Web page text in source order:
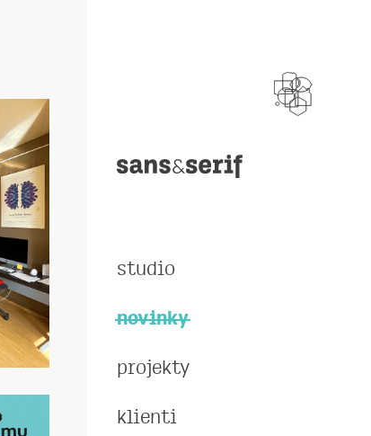
studio
novinky
projekty
klienti